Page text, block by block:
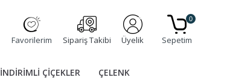
Favorilerim Sipariş Takibi Üyelik Sepetim
0
İNDİRİMLİ ÇİÇEKLER ÇELENK